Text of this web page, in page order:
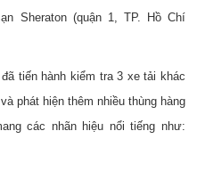
Sheraton (quận 1, TP. Hồ Chí
tiến hành kiểm tra 3 xe tải khác
phát hiện thêm nhiều thùng hàng
các nhãn hiệu nổi tiếng như: